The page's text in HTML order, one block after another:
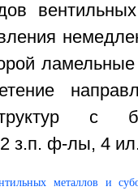
с
з.п. ф-лы, 4